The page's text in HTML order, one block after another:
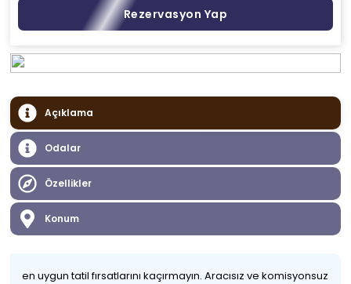
Rezervasyon Yap
Açıklama
Odalar
Özellikler
Konum
en uygun tatil fırsatlarını kaçırmayın. Aracısız ve komisyonsuz